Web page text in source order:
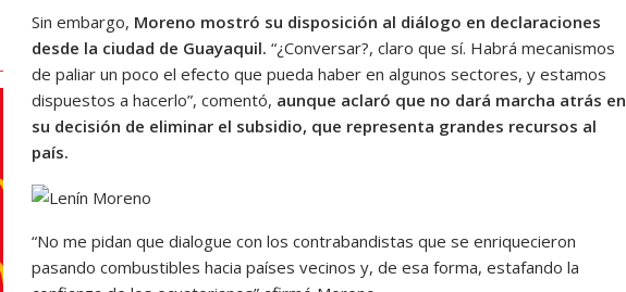
Sin embargo, Moreno mostró su disposición al diálogo en declaraciones
desde la ciudad de Guayaquil. “¿Conversar?, claro que sí. Habrá mecanismos
de paliar un poco el efecto que pueda haber en algunos sectores, y estamos
dispuestos a hacerlo”, comentó, aunque aclaró que no dará marcha atrás en
su decisión de eliminar el subsidio, que representa grandes recursos al
país.
“No me pidan que dialogue con los contrabandistas que se enriquecieron
pasando combustibles hacia países vecinos y, de esa forma, estafando la